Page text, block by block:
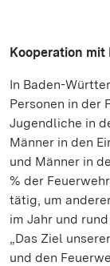
Kooperation mit
In Baden-
Personen in der
Jugendliche in
Männer in den
und Männer in
% der
tätig, um
im Jahr und
„Das Ziel
und den